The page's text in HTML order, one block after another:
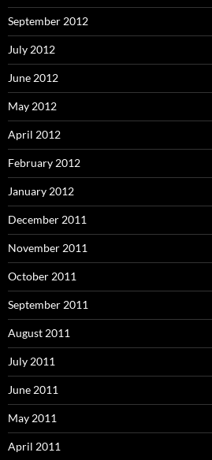
September 2012
July 2012
June 2012
May 2012
April 2012
February 2012
January 2012
December 2011
November 2011
October 2011
September 2011
August 2011
July 2011
June 2011
May 2011
April 2011